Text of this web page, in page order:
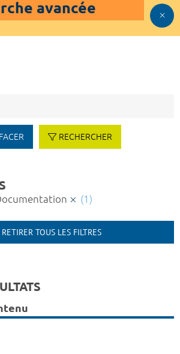
avancée
RECHERCHER
(1)
RETIRER TOUS LES FILTRES